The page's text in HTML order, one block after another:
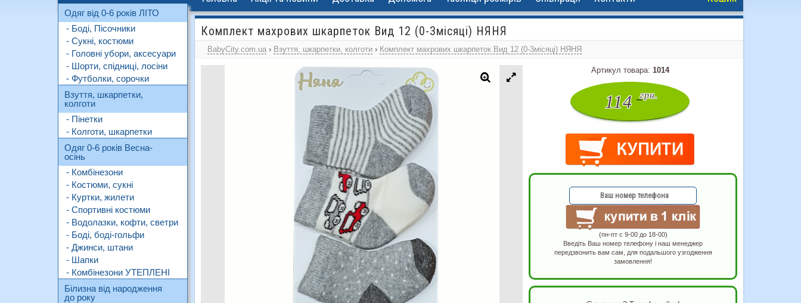
Одяг від 0-6 років ЛІТО
- Боді, Пісочники
- Сукні, костюми
- Головні убори, аксесуари
- Шорти, спідниці, лосіни
- Футболки, сорочки
Взуття, шкарпетки,
колготи
- Пінетки
- Колготи, шкарпетки
Одяг 0-6 років Весна-
осінь
- Комбінезони
- Костюми, сукні
- Куртки, жилети
- Спортивні костюми
- Водолазки, кофти, светри
- Боді, боді-гольфи
- Джинси, штани
- Шапки
- Комбінезони УТЕПЛЕНІ
Білизна від народження
до року
Комплект махрових шкарпеток Вид 12 (0-3місяці) НЯНЯ
BabyCity.com.ua › Взуття, шкарпетки, колготи › Комплект махрових шкарпеток Вид 12 (0-3місяці) НЯНЯ
Артикул товара: 1014
114 грн.
(пн-пт с 9-00 до 18-00)
Введіть Ваш номер телефону і наш менеджер
передзвонить вам сам, для подальшого узгодження
замовлення!